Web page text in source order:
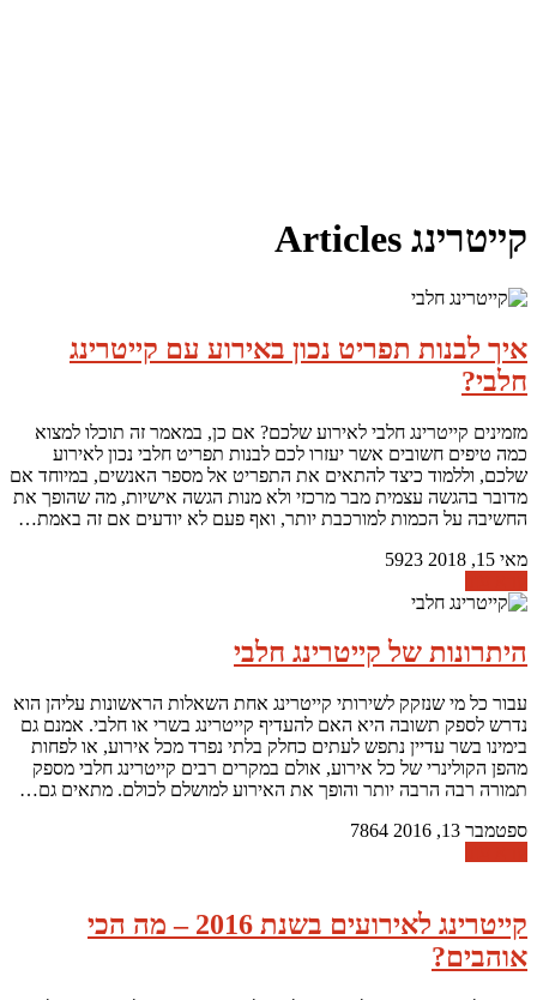
קייטרינג Articles
איך לבנות תפריט נכון באירוע עם קייטרינג
חלבי?
מזמינים קייטרינג חלבי לאירוע שלכם? אם כן, במאמר זה תוכלו למצוא
כמה טיפים חשובים אשר יעזרו לכם לבנות תפריט חלבי נכון לאירוע
שלכם, וללמוד כיצד להתאים את התפריט אל מספר האנשים, במיוחד אם
מדובר בהגשה עצמית מבר מרכזי ולא מנות הגשה אישיות, מה שהופך את
החשיבה על הכמות למורכבת יותר, ואף פעם לא יודעים אם זה באמת…
מאי 15, 2018
היתרונות של קייטרינג חלבי
עבור כל מי שנזקק לשירותי קייטרינג אחת השאלות הראשונות עליהן הוא
נדרש לספק תשובה היא האם להעדיף קייטרינג בשרי או חלבי. אמנם גם
בימינו בשר עדיין נתפש לעתים כחלק בלתי נפרד מכל אירוע, או לפחות
מהפן הקולינרי של כל אירוע, אולם במקרים רבים קייטרינג חלבי מספק
תמורה רבה הרבה יותר והופך את האירוע למושלם לכולם. מתאים גם…
ספטמבר 13, 2016
קייטרינג לאירועים בשנת 2016 – מה הכי
אוהבים?